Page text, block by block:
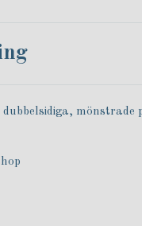
mönstrade